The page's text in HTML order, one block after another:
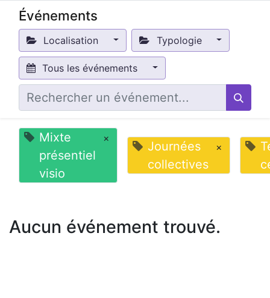
Événements
Localisation Typologie
Tous les événements
Mixte
présentiel
visio
×
Journées
collectives
×
Aucun événement trouvé.